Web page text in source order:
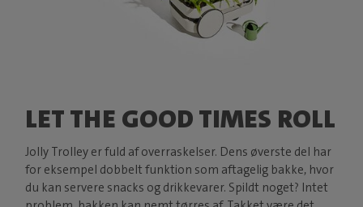
LET THE GOOD TIMES ROLL
Jolly Trolley er fuld af overraskelser. Dens øverste del har
for eksempel dobbelt funktion som aftagelig bakke, hvor
du kan servere snacks og drikkevarer. Spildt noget? Intet